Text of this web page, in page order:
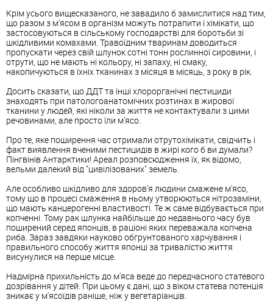
Крім усього вищесказаного, не завадило б замислитися над тим,
що разом з м'ясом в організм можуть потрапити і хімікати, що
застосовуються в сільському господарстві для боротьби зі
шкідливими комахами. Травоїдним тваринам доводиться
пропускати через свій шлунок сотні тонн рослинної сировини, і
отрути, що не мають ні кольору, ні запаху, ні смаку,
накопичуються в їхніх тканинах з місяця в місяць, з року в рік.
Досить сказати, що ДДТ та інші хлорорганічні пестициди
знаходять при патологоанатомічних розтинах в жирової
тканини у людей, які ніколи за життя не контактували з цими
речовинами, але просто їли м'ясо.
Про те, яке поширення час отримали отрутохімікати, свідчить і
факт виявлення вченими пестицидів в жирі кого б ви думали?
Пінгвінів Антарктики! Ареал розповсюдження їх, як відомо,
вельми далекий від "цивілізованих" земель.
Але особливо шкідливо для здоров'я людини смажене м'ясо,
тому що в процесі смаження в ньому утворюються нітрозаміни,
що мають канцерогенні властивості. Те ж саме відбувається при
копченні. Тому рак шлунка найбільше до недавнього часу був
поширений серед японців, в раціоні яких переважала копчена
риба. Зараз завдяки науково обгрунтованого харчування і
правильного способу життя японці за тривалістю життя
висунулися на перше місце.
Надмірна прихильність до м'яса веде до передчасного статевого
дозрівання у дітей. При цьому є дані, що з віком статева потенція
зникає у м'ясоїдів раніше, ніж у вегетаріанців.